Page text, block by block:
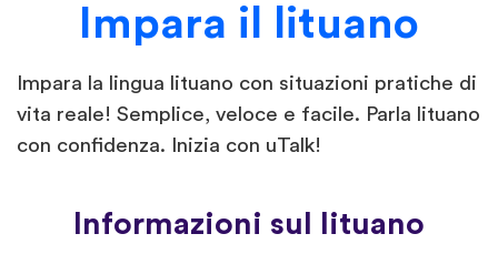
Impara il lituano
Impara la lingua lituano con situazioni pratiche di
vita reale! Semplice, veloce e facile. Parla lituano
con confidenza. Inizia con uTalk!
Informazioni sul lituano